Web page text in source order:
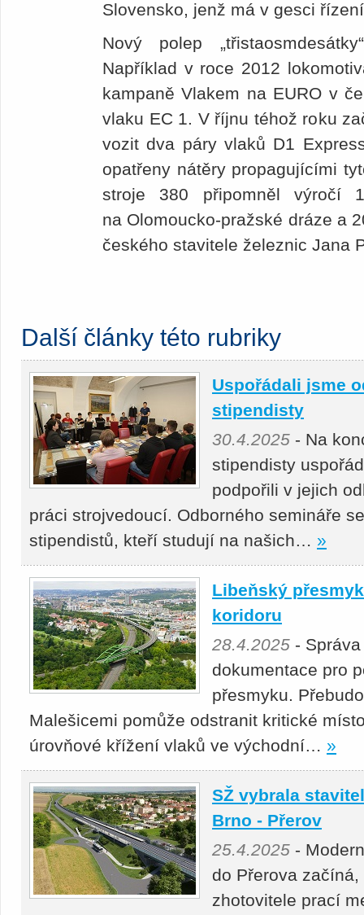
Slovensko, jenž má v gesci
Nový polep
Například v roce 2012
kampaně Vlakem na EURO v
vlaku EC 1. V říjnu téhož roku
vozit dva páry vlaků D1
opatřeny nátěry propagujícími
stroje 380 připomněl výročí
na Olomoucko-pražské dráze a
českého stavitele železnic Jana
Další články této rubriky
Uspořádali jsme
stipendisty
30.4.2025 - Na
stipendisty
podpořili v jejich
práci strojvedoucí. Odborného semináře
stipendistů, kteří studují na našich… »
Libeňský
koridoru
28.4.2025 -
dokumentace pro
přesmyku.
Malešicemi pomůže odstranit kritické
úrovňové křížení vlaků ve východní… »
SŽ vybrala
Brno - Přerov
25.4.2025 -
do Přerova
zhotovitele prací